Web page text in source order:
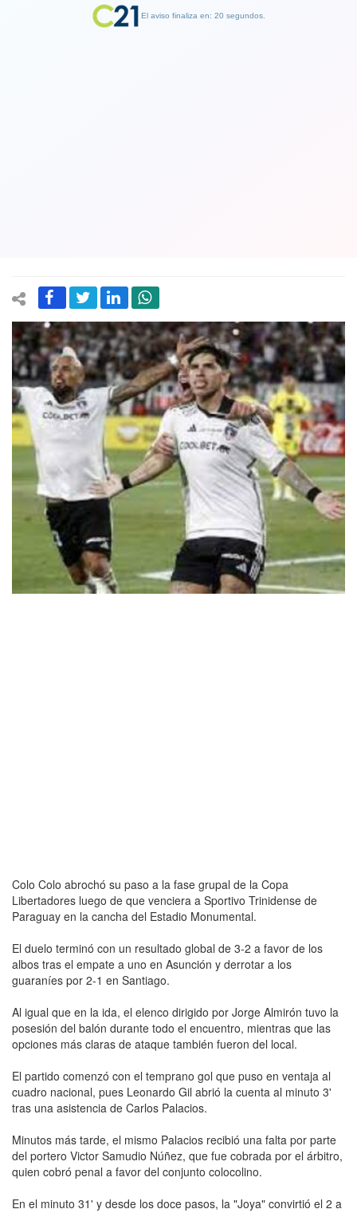
Colo Colo abrochó su paso a la fase grupal de la Copa
Libertadores luego de que venciera a Sportivo Trinidense de
Paraguay en la cancha del Estadio Monumental.
El duelo terminó con un resultado global de 3-2 a favor de los
albos tras el empate a uno en Asunción y derrotar a los
guaraníes por 2-1 en Santiago.
Al igual que en la ida, el elenco dirigido por Jorge Almirón tuvo la
posesión del balón durante todo el encuentro, mientras que las
opciones más claras de ataque también fueron del local.
El partido comenzó con el temprano gol que puso en ventaja al
cuadro nacional, pues Leonardo Gil abrió la cuenta al minuto 3'
tras una asistencia de Carlos Palacios.
Minutos más tarde, el mismo Palacios recibió una falta por parte
del portero Victor Samudio Núñez, que fue cobrada por el árbitro,
quien cobró penal a favor del conjunto colocolino.
En el minuto 31' y desde los doce pasos, la "Joya" convirtió el 2 a
El aviso finaliza en: 19 segundos.